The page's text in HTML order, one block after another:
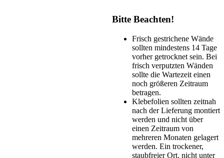
Bitte Beachten!
Frisch gestrichene Wände
sollten mindestens 14 Tage
vorher getrocknet sein. Bei
frisch verputzten Wänden
sollte die Wartezeit einen
noch größeren Zeitraum
betragen.
Klebefolien sollten zeitnah
nach der Lieferung montiert
werden und nicht über
einen Zeitraum von
mehreren Monaten gelagert
werden. Ein trockener,
staubfreier Ort, nicht unter